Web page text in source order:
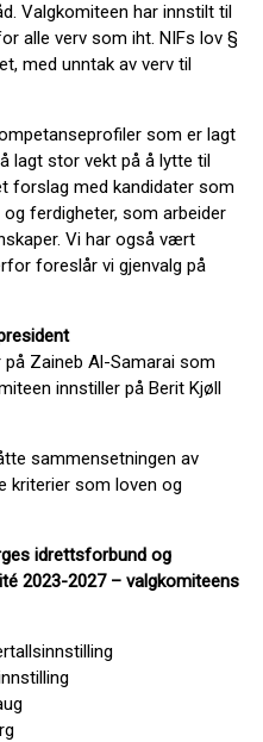
Valgkomiteen har innstilt til
alle verv som iht. NIFs lov §
med unntak av verv til
som er lagt
lagt stor vekt på å lytte til
forslag med kandidater som
ferdigheter, som arbeider
Vi har også vært
foreslår vi gjenvalg på
Zaineb Al-Samarai som
innstiller på Berit Kjøll
sammensetningen av
kriterier som loven og
idrettsforbund og
2023-2027 – valgkomiteens